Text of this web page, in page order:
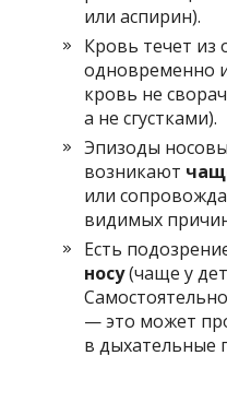
или аспирин).
Кровь течет из
одновременно
кровь не
а не сгустками).
Эпизоды
возникают
или
видимых
Есть
носу(чаще у
— это может
в дыхательные